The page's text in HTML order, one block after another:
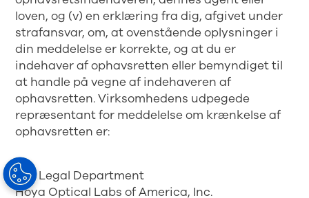
loven, og (v) en erklæring fra dig, afgivet under
strafansvar, om, at ovenstående oplysninger i
din meddelelse er korrekte, og at du er
indehaver af ophavsretten eller bemyndiget til
at handle på vegne af indehaveren af
ophavsretten. Virksomhedens udpegede
repræsentant for meddelelse om krænkelse af
ophavsretten er:
Att: Legal Department
Hoya Optical Labs of America, Inc.